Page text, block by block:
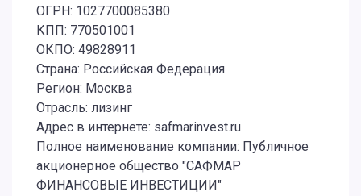
ОГРН: 1027700085380
КПП: 770501001
ОКПО: 49828911
Страна: Российская Федерация
Регион: Москва
Отрасль: лизинг
Адрес в интернете: safmarinvest.ru
Полное наименование компании: Публичное
акционерное общество "САФМАР
ФИНАНСОВЫЕ ИНВЕСТИЦИИ"